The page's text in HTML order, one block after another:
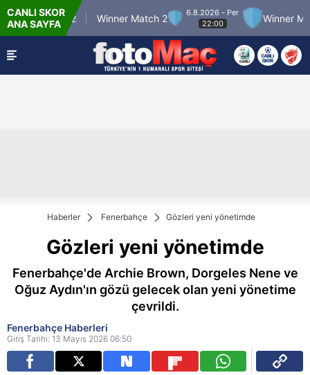
CANLI SKOR
ANA SAYFA
Match 12 Winner Match 2
6.8.2026 - Per
22:00
Winner
Haberler Fenerbahçe Gözleri yeni yönetimde
Gözleri yeni yönetimde
Fenerbahçe'de Archie Brown, Dorgeles Nene ve
Oğuz Aydın'ın gözü gelecek olan yeni yönetime
çevrildi.
Fenerbahçe Haberleri
Giriş Tarihi: 13 Mayıs 2026 06:50